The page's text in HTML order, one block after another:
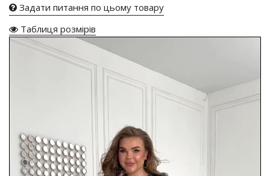
Задати питання по цьому товару
Таблиця розмірів